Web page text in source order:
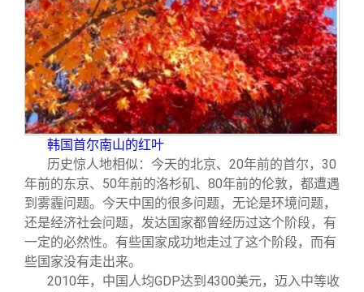
韩国首尔南山的红叶
历史惊人地相似：今天的北京、20年前的首尔，30
年前的东京、50年前的洛杉矶、80年前的伦敦，都遭遇
到雾霾问题。今天中国的很多问题，无论是环境问题，
还是经济社会问题，发达国家都曾经历过这个阶段，有
一定的必然性。有些国家成功地走过了这个阶段，而有
些国家没有走出来。
2010年，中国人均GDP达到4300美元，迈入中等收